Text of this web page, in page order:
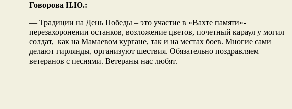
Говорова Н.Ю.:
— Традиции на День Победы – это участие в «Вахте памяти»-
перезахоронении останков, возложение цветов, почетный караул у могил
солдат, как на Мамаевом кургане, так и на местах боев. Многие сами
делают гирлянды, организуют шествия. Обязательно поздравляем
ветеранов с песнями. Ветераны нас любят.